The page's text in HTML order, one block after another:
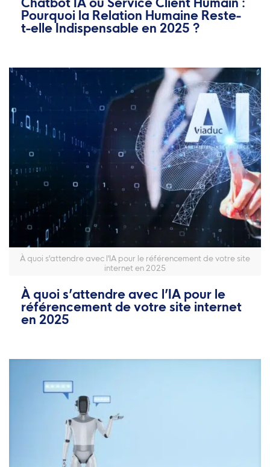
Pourquoi la Relation Humaine Reste-
t-elle Indispensable en 2025 ?
À quoi s'attendre avec l'IA pour le référencement de votre site
internet en 2025
À quoi s’attendre avec l’IA pour le
référencement de votre site internet
en 2025